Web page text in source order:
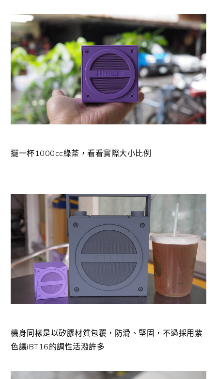
擺一杯1000cc綠茶，看看實際大小比例
機身同樣是以矽膠材質包覆，防滑、堅固，不過採用紫
色讓iBT16的調性活潑許多